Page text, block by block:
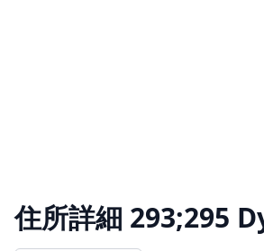
住所詳細 293;295